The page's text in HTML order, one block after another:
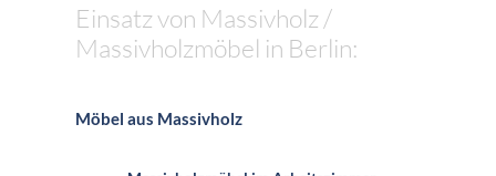
Einsatz von Massivholz /
Massivholzmöbel in Berlin:
Möbel aus Massivholz